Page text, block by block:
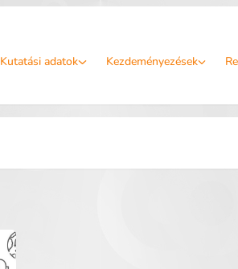
Kutatási adatok Kezdeményezések